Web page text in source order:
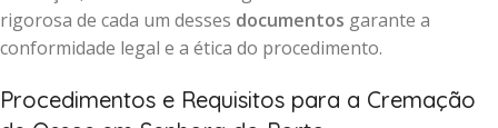
rigorosa de cada um desses documentos garante a
conformidade legal e a ética do procedimento.
Procedimentos e Requisitos para a Cremação